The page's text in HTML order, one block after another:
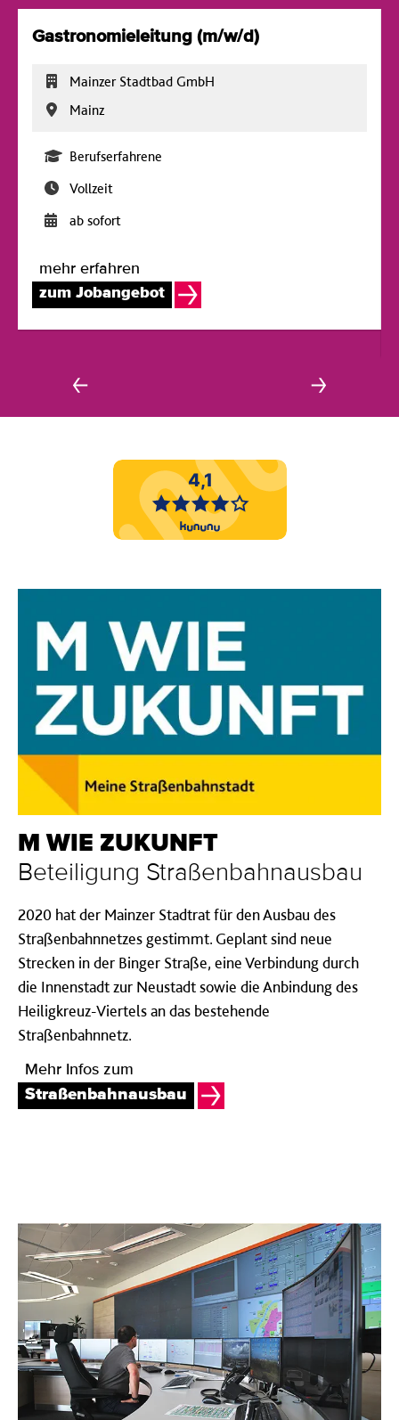
Gastronomieleitung (m/w/d)
Mainzer Stadtbad GmbH
Mainz
Berufserfahrene
Vollzeit
ab sofort
mehr erfahren
zum Jobangebot
M WIE ZUKUNFT
Beteiligung Straßenbahnausbau
2020 hat der Mainzer Stadtrat für den Ausbau des
Straßenbahnnetzes gestimmt. Geplant sind neue
Strecken in der Binger Straße, eine Verbindung durch
die Innenstadt zur Neustadt sowie die Anbindung des
Heiligkreuz-Viertels an das bestehende
Straßenbahnnetz.
Mehr Infos zum
Straßenbahnausbau